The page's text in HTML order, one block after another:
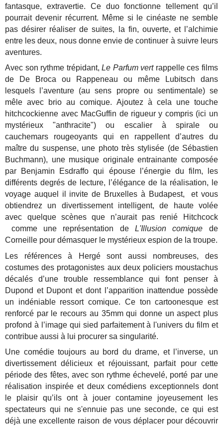
fantasque, extravertie. Ce duo fonctionne tellement qu’il
pourrait devenir récurrent. Même si le cinéaste ne semble
pas désirer réaliser de suites, la fin, ouverte, et l’alchimie
entre les deux, nous donne envie de continuer à suivre leurs
aventures.
Avec son rythme trépidant,Le Parfum vertrappelle ces films
de De Broca ou Rappeneau ou même Lubitsch dans
lesquels l’aventure (au sens propre ou sentimentale) se
mêle avec brio au comique. Ajoutez à cela une touche
hitchcockienne avec MacGuffin de rigueur y compris (ici un
mystérieux "anthracite") ou escalier à spirale ou
cauchemars rougeoyants qui en rappellent d’autres du
maître du suspense, une photo très stylisée (de Sébastien
Buchmann), une musique originale entrainante composée
par Benjamin Esdraffo qui épouse l’énergie du film, les
différents degrés de lecture, l’élégance de la réalisation, le
voyage auquel il invite de Bruxelles à Budapest, et vous
obtiendrez un divertissement intelligent, de haute volée
avec quelque scènes que n’aurait pas renié Hitchcock
comme une représentation deL'Illusion comique de
Corneille pour démasquer le mystérieux espion de la troupe.
Les références à Hergé sont aussi nombreuses, des
costumes des protagonistes aux deux policiers moustachus
décalés d’une trouble ressemblance qui font penser à
Dupond et Dupont et dont l’apparition inattendue possède
un indéniable ressort comique. Ce ton cartoonesque est
renforcé par le recours au 35mm qui donne un aspect plus
profond à l’image qui sied parfaitement à l'univers du film et
contribue aussi à lui procurer sa singularité.
Une comédie toujours au bord du drame, et l’inverse, un
divertissement délicieux et réjouissant, parfait pour cette
période des fêtes, avec son rythme échevelé, porté par une
réalisation inspirée et deux comédiens exceptionnels dont
le plaisir qu’ils ont à jouer contamine joyeusement les
spectateurs qui ne s'ennuie pas une seconde, ce qui est
déjà une excellente raison de vous déplacer pour découvrir